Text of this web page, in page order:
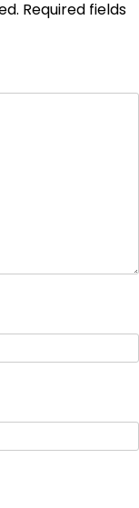
Required fields